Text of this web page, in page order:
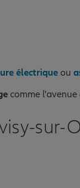
électrique ou
comme
sur-